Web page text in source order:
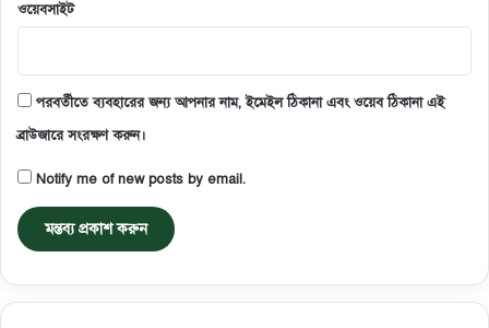
ওয়েবসাইট
পরবর্তীতে ব্যবহারের জন্য আপনার নাম, ইমেইল ঠিকানা এবং ওয়েব ঠিকানা এই
ব্রাউজারে সংরক্ষণ করুন।
Notify me of new posts by email.